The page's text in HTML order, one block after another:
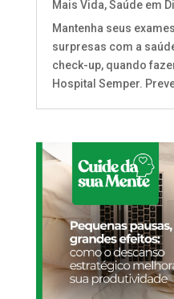
Mais Vida,Saúde em
Mantenha seus
surpresas com a
check-up, quando
Hospital Semper.